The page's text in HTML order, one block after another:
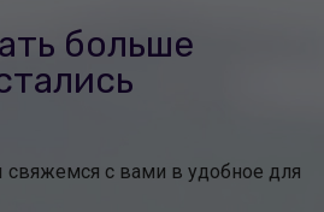
больше
свяжемся с вами в удобное для